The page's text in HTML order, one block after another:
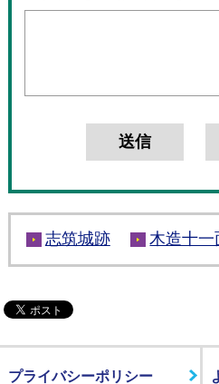
志筑城跡 木造十一
プライバシーポリシー